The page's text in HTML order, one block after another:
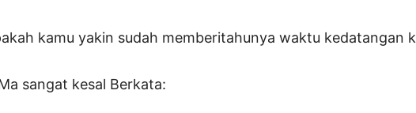
kamu yakin sudah memberitahunya waktu kedatangan
sangat kesal Berkata: